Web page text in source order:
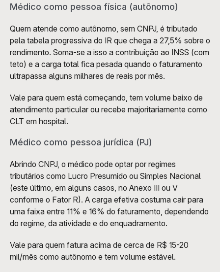
Médico como pessoa física (autônomo)
Quem atende como autônomo, sem CNPJ, é tributado
pela tabela progressiva do IR que chega a 27,5% sobre o
rendimento. Soma-se a isso a contribuição ao INSS (com
teto) e a carga total fica pesada quando o faturamento
ultrapassa alguns milhares de reais por mês.
Vale para quem está começando, tem volume baixo de
atendimento particular ou recebe majoritariamente como
CLT em hospital.
Médico como pessoa jurídica (PJ)
Abrindo CNPJ, o médico pode optar por regimes
tributários como Lucro Presumido ou Simples Nacional
(este último, em alguns casos, no Anexo III ou V
conforme o Fator R). A carga efetiva costuma cair para
uma faixa entre 11% e 16% do faturamento, dependendo
do regime, da atividade e do enquadramento.
Vale para quem fatura acima de cerca de R$ 15-20
mil/mês como autônomo e tem volume estável.